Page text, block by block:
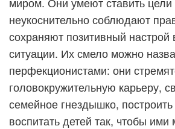
неукоснительно соблюдают
сохраняют позитивный
ситуации. Их смело можно
перфекционистами: они
головокружительную карьеру,
семейное гнездышко,
воспитать детей так, чтобы